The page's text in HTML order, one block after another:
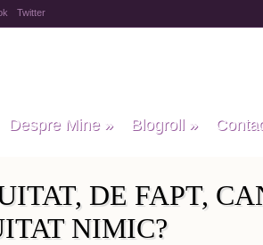
Twitter
Despre Mine» Blogroll »
DE FAPT,
NIMIC?